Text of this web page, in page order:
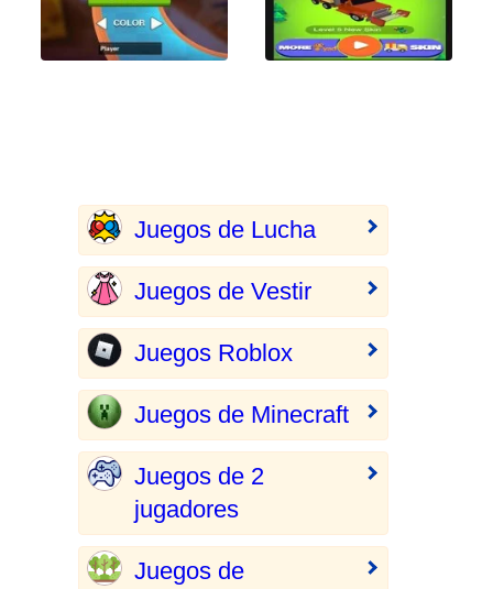
Juegos de Lucha
Juegos de Vestir
Juegos Roblox
Juegos de Minecraft
Juegos de 2
jugadores
Juegos de